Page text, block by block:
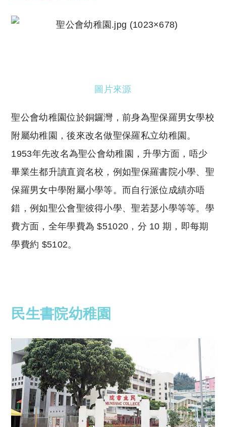
圖片來源
聖公會幼稚園位於銅鑼灣 ，前身為聖保羅男女學校
附屬幼稚園，後來改名做聖保羅私立幼稚園 。
1953年先改名為聖公會幼稚園，升學方面，唔少
畢業生都升讀直資名校，例如聖保羅書院小學、聖
保羅男女中學附屬小學等。而自行派位成績亦唔
錯，例如聖公會聖彼得小學、聖若瑟小學等等。學
費方面，全年學費為 $51020，分 10 期，即每期
學費約 $5102。
民生書院幼稚園